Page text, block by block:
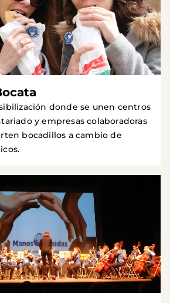
donde se unen centros
y empresas colaboradoras
bocadillos a cambio de